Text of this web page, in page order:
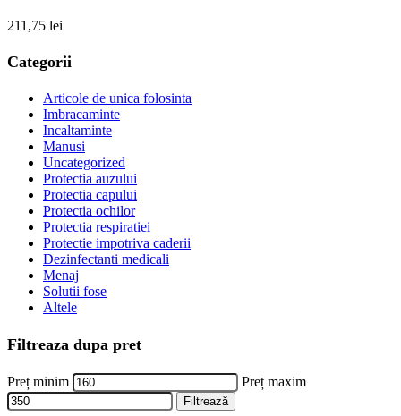
211,75 lei
Categorii
Articole de unica folosinta
Imbracaminte
Incaltaminte
Manusi
Uncategorized
Protectia auzului
Protectia capului
Protectia ochilor
Protectia respiratiei
Protectie impotriva caderii
Dezinfectanti medicali
Menaj
Solutii fose
Altele
Filtreaza dupa pret
Preț minim Preț maxim
Filtrează